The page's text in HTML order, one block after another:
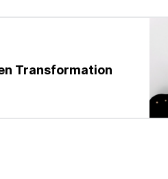
Transformation